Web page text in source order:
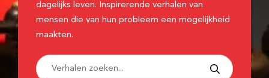
dagelijks leven. Inspirerende verhalen van
mensen die van hun probleem een mogelijkheid
maakten.